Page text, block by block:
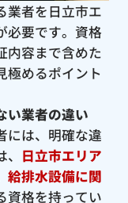
業者を日立市エ
必要です。資格
内容まで含めた
極めるポイント
い業者の違い
には、明確な違
日立市エリア
給排水設備に関
資格を持ってい